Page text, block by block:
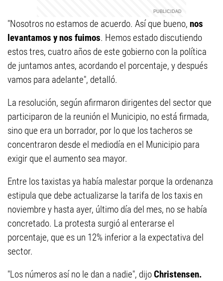
"Nosotros no estamos de acuerdo. Así que bueno, nos
levantamos y nos fuimos. Hemos estado discutiendo
estos tres, cuatro años de este gobierno con la política
de juntamos antes, acordando el porcentaje, y después
vamos para adelante", detalló.
La resolución, según afirmaron dirigentes del sector que
participaron de la reunión el Municipio, no está firmada,
sino que era un borrador, por lo que los tacheros se
concentraron desde el mediodía en el Municipio para
exigir que el aumento sea mayor.
Entre los taxistas ya había malestar porque la ordenanza
estipula que debe actualizarse la tarifa de los taxis en
noviembre y hasta ayer, último día del mes, no se había
concretado. La protesta surgió al enterarse el
porcentaje, que es un 12% inferior a la expectativa del
sector.
"Los números así no le dan a nadie", dijoChristensen.